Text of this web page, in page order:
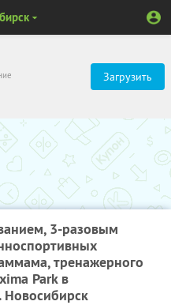
Загрузить
3-разовым
тренажерного
Park в
Новосибирск